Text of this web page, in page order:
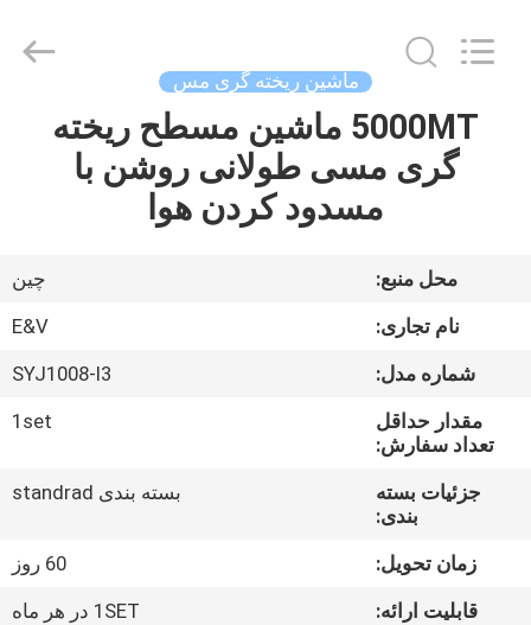
صفحه
اصلی
درباره
تور
کارخانه
کنترل
کیفیت
MACHINERY
CO.,LTD..
ماشین ریخته گری مس
5000MT ماشین مسطح ریخته
گری مسی طولانی روشن با
مسدود کردن هوا
محل منبع:
چین
نام تجاری:
E&V
شماره مدل:
SYJ1008-I3
مقدار حداقل
تعداد سفارش:
1set
جزئیات بسته
بندی:
بسته بندی standrad
زمان تحویل:
60 روز
قابلیت ارائه:
1SET در هر ماه